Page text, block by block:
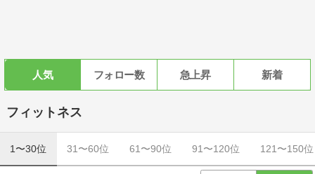
人気 フォロー数 急上昇 新着
フィットネス
1〜30位 31〜60位 61〜90位 91〜120位 121〜150位